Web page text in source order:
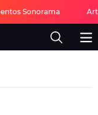
Sonorama